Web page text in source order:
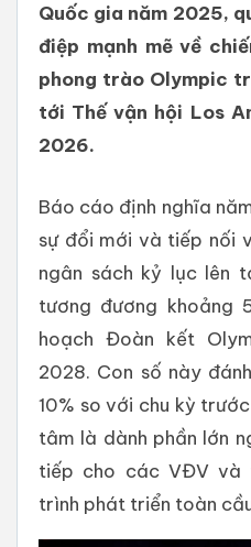
Quốc gia năm 2025,
điệp mạnh mẽ về
phong trào Olympic
tới Thế vận hội Los
2026.
Báo cáo định nghĩa
sự đổi mới và tiếp nối
ngân sách kỷ lục lên
tương đương khoảng
hoạch Đoàn kết
2028. Con số này
10% so với chu kỳ
tâm là dành phần lớn
tiếp cho các VĐV và
trình phát triển toàn